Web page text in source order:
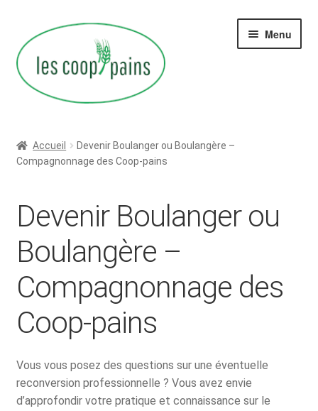
la
navigation
au
contenu
Menu
Transmission
enfant
le
Membres
Accueil
Devenir Boulanger ou Boulangère –
Compagnonnage des Coop-pains
Devenir Boulanger ou
Boulangère –
Compagnonnage des
Coop-pains
Vous vous posez des questions sur une éventuelle
reconversion professionnelle ? Vous avez envie
d’approfondir votre pratique et connaissance sur le